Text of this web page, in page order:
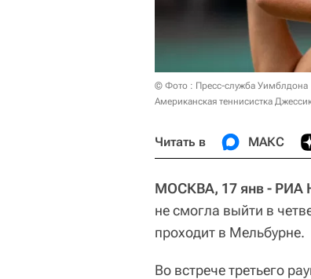
© Фото : Пресс-служба Уимблдона
Американская теннисистка
Читать в МАКС
МОСКВА, 17 янв - РИА
не смогла выйти в
проходит в Мельбурне.
Во встрече третьего